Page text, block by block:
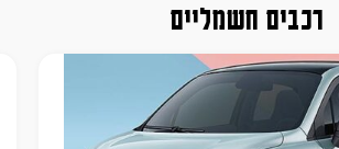
רכבים חשמליים